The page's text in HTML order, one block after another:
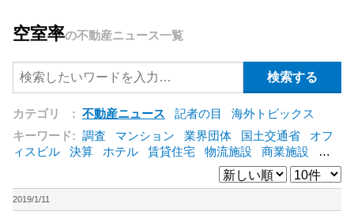
空室率の不動産ニュース一覧
カテゴリ : 不動産ニュース 記者の目
海外トピックス
キーワード: 調査 マンション 業界団体 国土交通省
オフ
ィスビル
決算 ホテル 賃貸住宅 物流施設 商業施設
海
東急不動産 賃料
ア
野村不動産 ZEH [+]
2019/1/11